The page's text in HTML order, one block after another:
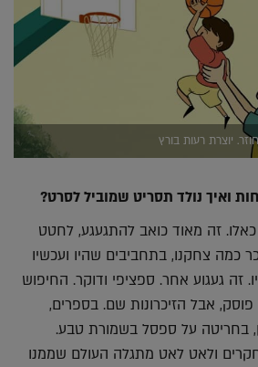
יוצרת רעות בורץ
ואיך נולד תסריט שמוביל לסרט?
זה מאוד כואב להתגעגע, לחטט
כמה צחקנו, בתחביבים שהיו ועכשיו
זה געגוע אחר. ספציפי ודוקר. החיפוש
אבל הזיכרונות שם. בספרים,
בחריטה על ספסל בשמורת טבע.
ולאט לאט מתגלה העולם שממנו